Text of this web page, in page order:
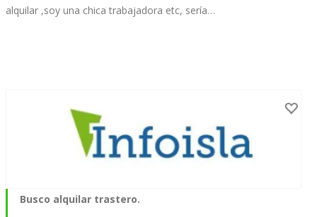
alquilar ,soy una chica trabajadora etc, sería…
Busco alquilar trastero.